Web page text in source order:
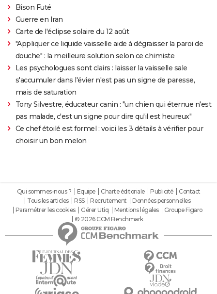
Bison Futé
Guerre en Iran
Carte de l'éclipse solaire du 12 août
"Appliquer ce liquide vaisselle aide à dégraisser la paroi de
douche" : la meilleure solution selon ce chimiste
Les psychologues sont clairs : laisser la vaisselle sale
s'accumuler dans l'évier n'est pas un signe de paresse,
mais de saturation
Tony Silvestre, éducateur canin : "un chien qui éternue n'est
pas malade, c'est un signe pour dire qu'il est heureux"
Ce chef étoilé est formel : voici les 3 détails à vérifier pour
choisir un bon melon
Qui sommes-nous ? Equipe Charte éditoriale Publicité
Contact
Tous les articles
RSS Recrutement
Données personnelles
Paramétrer les cookies
Gérer Utiq Mentions légales
Groupe Figaro
© 2026 CCM Benchmark